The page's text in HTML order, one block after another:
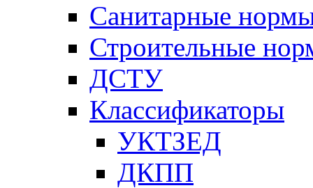
Санитарные
Строительные
ДСТУ
Классификаторы
УКТЗЕД
ДКПП